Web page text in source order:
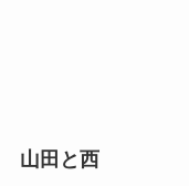
山田と西